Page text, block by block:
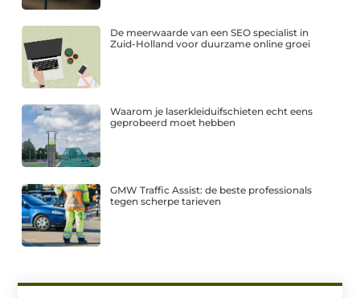
De meerwaarde van een SEO specialist in
Zuid-Holland voor duurzame online groei
Waarom je laserkleiduifschieten echt eens
geprobeerd moet hebben
GMW Traffic Assist: de beste professionals
tegen scherpe tarieven